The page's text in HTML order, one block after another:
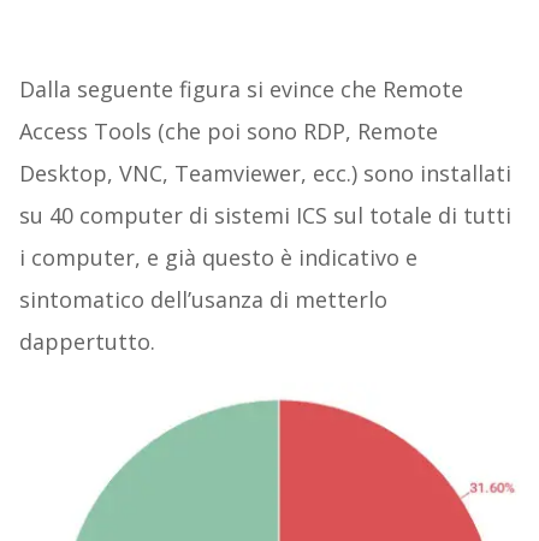
Dalla seguente figura si evince che Remote
Access Tools (che poi sono RDP, Remote
Desktop, VNC, Teamviewer, ecc.) sono installati
su 40 computer di sistemi ICS sul totale di tutti
i computer, e già questo è indicativo e
sintomatico dell’usanza di metterlo
dappertutto.